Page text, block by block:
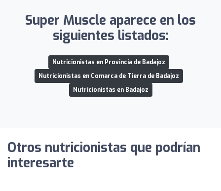
Super Muscle aparece en los
siguientes listados:
Nutricionistas en Provincia de Badajoz
Nutricionistas en Comarca de Tierra de Badajoz
Nutricionistas en Badajoz
Otros nutricionistas que podrían
interesarte